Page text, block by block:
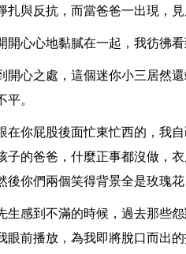
扎與反抗，而當爸爸一出現，
開心心地黏膩在一起，我彷彿
開心之處，這個迷你小三居然
平。
在你屁股後面忙東忙西的，我
子的爸爸，什麼正事都沒做，
後你們兩個笑得背景全是玫瑰花
生感到不滿的時候，過去那些
眼前播放，為我即將脫口而出